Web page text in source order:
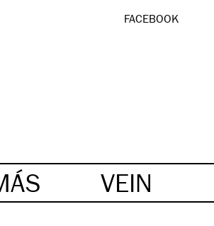
FACEBOOK
VEIN